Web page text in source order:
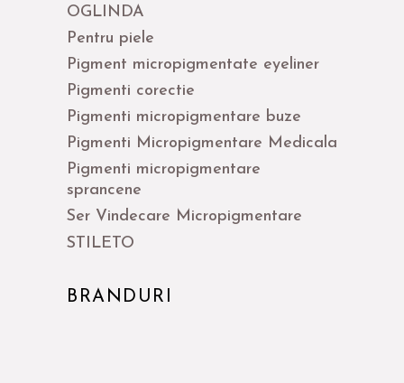
OGLINDA
Pentru piele
Pigment micropigmentate eyeliner
Pigmenti corectie
Pigmenti micropigmentare buze
Pigmenti Micropigmentare Medicala
Pigmenti micropigmentare
sprancene
Ser Vindecare Micropigmentare
STILETO
BRANDURI